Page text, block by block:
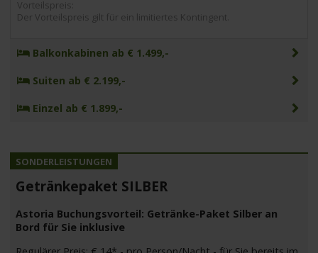
Vorteilspreis:
Der Vorteilspreis gilt für ein limitiertes Kontingent.
Balkonkabinen ab € 1.499,-
Suiten ab € 2.199,-
Einzel ab € 1.899,-
Getränkepaket SILBER
Astoria Buchungsvorteil: Getränke-Paket Silber an
Bord für Sie inklusive